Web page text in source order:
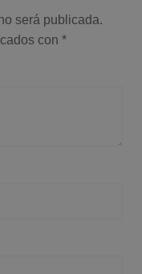
será publicada.
con *